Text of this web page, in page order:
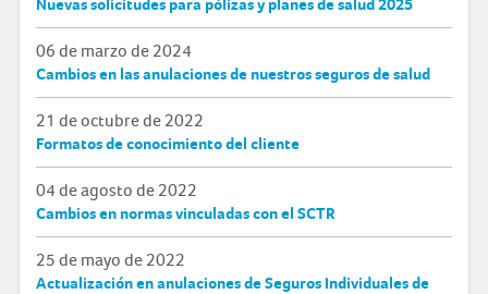
Nuevas solicitudes para pólizas y planes de salud 2025
06 de marzo de 2024
Cambios en las anulaciones de nuestros seguros de salud
21 de octubre de 2022
Formatos de conocimiento del cliente
04 de agosto de 2022
Cambios en normas vinculadas con el SCTR
25 de mayo de 2022
Actualización en anulaciones de Seguros Individuales de